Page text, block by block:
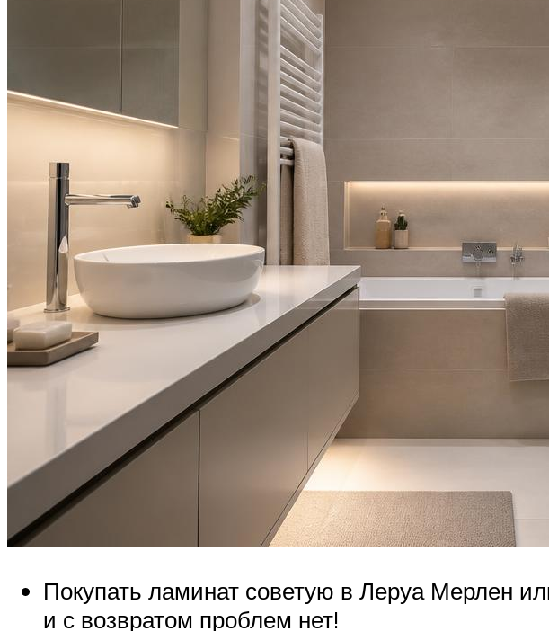
Покупать ламинат советую в Леруа Мерлен
и с возвратом проблем нет!